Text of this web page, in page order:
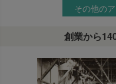
その他の
創業から